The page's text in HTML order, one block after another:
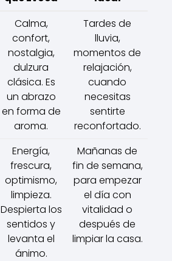
Calma,
confort,
nostalgia,
dulzura
clásica. Es
un abrazo
en forma de
aroma.
Tardes de
lluvia,
momentos de
relajación,
cuando
necesitas
sentirte
reconfortado.
Energía,
frescura,
optimismo,
limpieza.
Despierta los
sentidos y
levanta el
ánimo.
Mañanas de
fin de semana,
para empezar
el día con
vitalidad o
después de
limpiar la casa.